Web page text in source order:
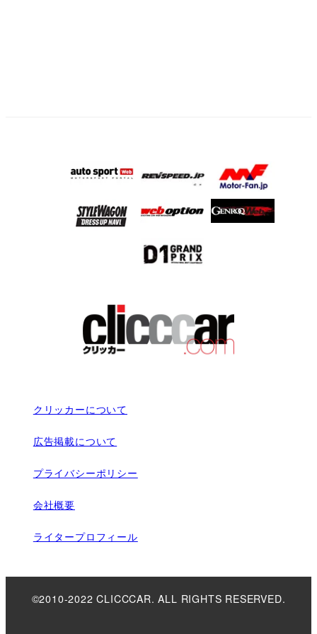
クリッカーについて
広告掲載について
プライバシーポリシー
会社概要
ライタープロフィール
©2010-2022 CLICCCAR. ALL RIGHTS RESERVED.